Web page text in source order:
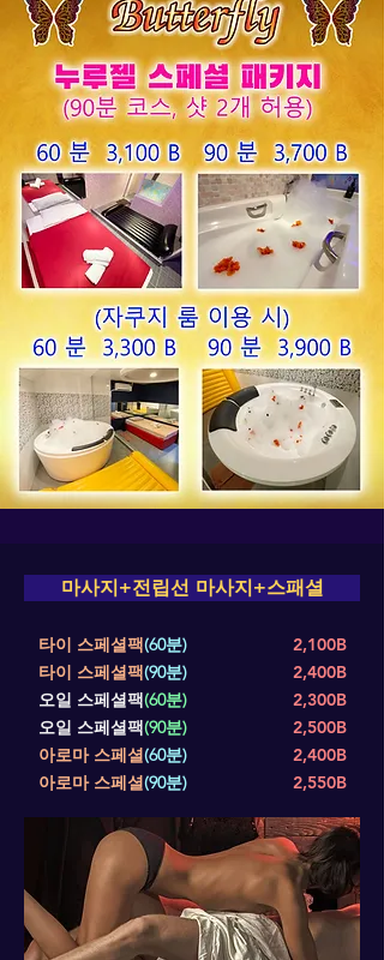
마사지+전립선 마사지+스패셜
타이 스페셜팩(60분)
2,100B
타이 스페셜팩(90분)
2,400B
오일 스페셜팩(60분)
2,300B
오일 스페셜팩(90분)
2,500B
아로마 스페셜(60분)
2,400B
아로마 스페셜(90분) 2,550B